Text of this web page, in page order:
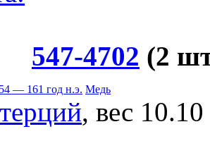
547-4702 (2
— 161 год н.э. Медь
, вес